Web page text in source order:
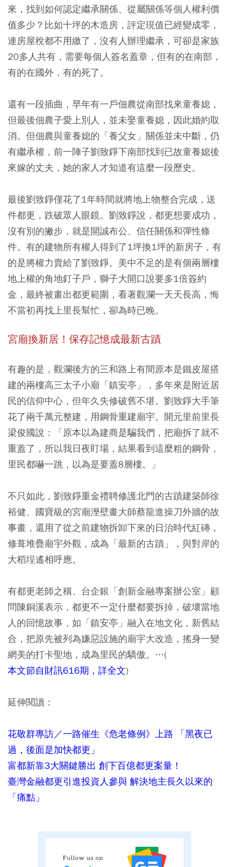
來，找到如何認定繼承關係、從屬關係等個人權利價
值多少？比如十坪的木造房，評定現值已經變成零，
連房屋稅都不用繳了，沒有人辦理繼承，可卻是家族
20多人共有，需要每個人簽名蓋章，但有的在南部，
有的在國外，有的死了。
還有一段插曲，早年有一戶佃農從南部找來童養媳，
但最後佃農子愛上別人，並未娶童養媳，因此婚約取
消。但佃農與童養媳的「養父女」關係並未中斷，仍
有繼承權，前一陣子劉致錚下南部找到已故童養媳後
來嫁的丈夫，她的家人才知道有這麼一段歷史。
最後劉致錚僅花了1年時間就將地上物整合完成，送
件都更，跌破眾人眼鏡。劉致錚說，都更想要成功，
沒有別的撇步，就是開誠布公、信任關係和彈性條
件。有的建物所有權人得到了1坪換1坪的新房子，有
的是將權力賣給了劉致錚。美中不足的是有個兩層樓
地上權的角地釘子戶，獅子大開口說要多1倍簽約
金，最終被畫出都更範圍，看著觀瀾一天天長高，悔
不當初再找上里長幫忙，卻為時已晚。
宮廟換新居！保存記憶成最新古蹟
有趣的是，觀瀾後方的三和路上有間原本是鐵皮屋搭
建的兩樓高三太子小廟「鎮安亭」，多年來是附近居
民的信仰中心，但年久失修破舊不堪。劉致錚大手筆
花了兩千萬元整建，用鋼骨重建廟宇。開元里前里長
梁俊國說：「原本以為建商是騙我們，把廟拆了就不
重蓋了，所以我日夜盯場，結果看到這麼粗的鋼骨，
里民都嚇一跳，以為是要蓋8層樓。」
不只如此，劉致錚重金禮聘修護北門的古蹟建築師徐
裕健、國寶級的宮廟溼壁畫大師蔡龍進操刀外牆的故
事畫，還用了從之前建物拆卸下來的日治時代紅磚，
修葺堆疊廟宇外觀，成為「最新的古蹟」，與對岸的
大稻埕遙相呼應。
有都更老師之稱、台企銀「創新金融專案辦公室」顧
問陳銅溪表示，都更不一定什麼都要拆掉，破壞當地
人的回憶故事，如「鎮安亭」融入在地文化，新舊結
合，把原先被列為嫌惡設施的廟宇大改造，搖身一變
網美的打卡聖地，成為里民的驕傲。…(
本文節自財訊616期，詳全文)
延伸閱讀：
花敬群專訪／一路催生《危老條例》上路 「黑夜已
過，後面是加快都更」
富都新靠3大關鍵勝出 創下百億都更案量！
臺灣金融都更引進投資人參與 解決地主長久以來的
「痛點」